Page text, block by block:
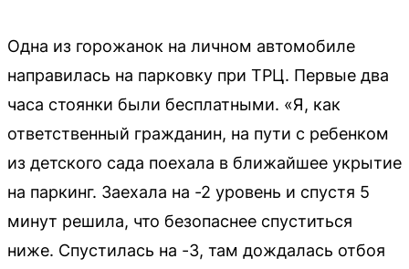
Одна из горожанок на личном автомобиле
направилась на парковку при ТРЦ. Первые два
часа стоянки были бесплатными. «Я, как
ответственный гражданин, на пути с ребенком
из детского сада поехала в ближайшее укрытие
на паркинг. Заехала на -2 уровень и спустя 5
минут решила, что безопаснее спуститься
ниже. Спустилась на -3, там дождалась отбоя